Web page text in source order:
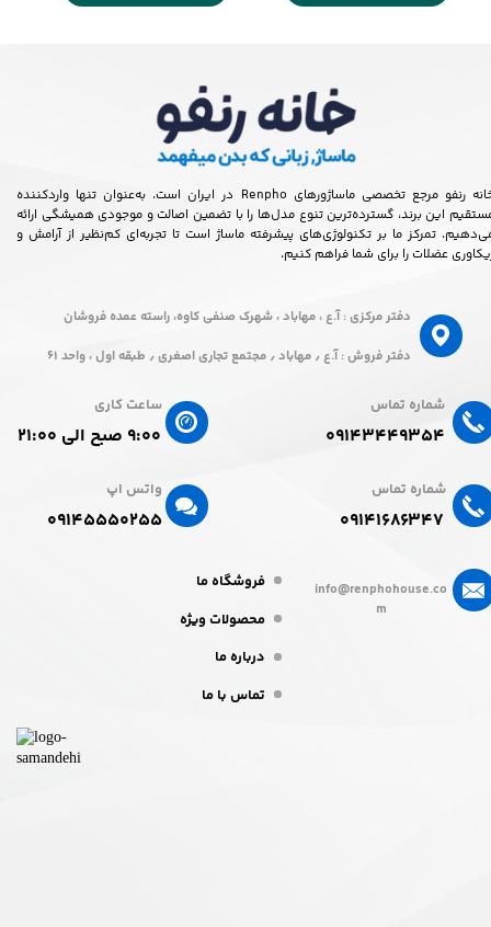
دفتر مرکزی : آ.ع ، مهاباد ، شهرک صنفی کاوه، راسته عمده فروشان
دفتر فروش : آ.ع ٫ مهاباد ٫ مجتمع تجاری اصغری ٫ طبقه اول ، واحد ۶۱
فروشگاه ما
محصولات ویژه
درباره ما
تماس با ما
خانه رنفو مرجع تخصصی ماساژورهای Renpho در ایران است. به‌عنوان تنها واردکننده
این برند، گسترده‌ترین تنوع مدل‌ها را با تضمین اصالت و موجودی همیشگی ارائه
تمرکز ما بر تکنولوژی‌های پیشرفته ماساژ است تا تجربه‌ای کم‌نظیر از آرامش و
عضلات را برای شما فراهم کنیم.
۰۹۱۴۳۴۴۹۳۵۴
شماره تماس
شماره تماس
۰۹۱۴۱۶۸۶۳۴۷​​​​​​​
ساعت کاری
۹:۰۰ صبح الی ۲۱:۰۰
واتس اپ
۰۹۱۴۵۵۵۰۲۵۵​​​​​​​
info@renphohouse.co
m